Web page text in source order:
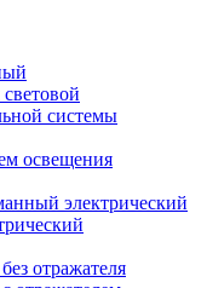
системы
освещения
электрический
отражателя